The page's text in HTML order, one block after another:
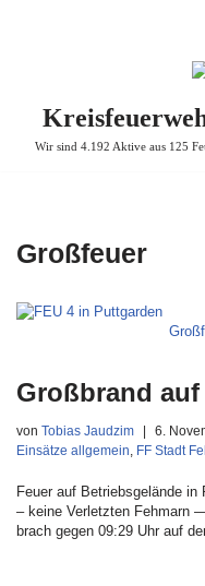
Wir sind 4.192 Aktive aus 125
Großfeuer
Großbrand auf
von Tobias Jaudzim
6.
Einsätze allgemein
FF Stadt
Feuer auf Betriebsgelände
– keine Verletzten Fehmarn
brach gegen 09:29 Uhr auf